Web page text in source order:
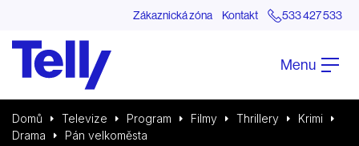
Zákaznická zóna Kontakt 533 427 533
Menu
Domů Televize Program Filmy Thrillery
Krimi
Drama
Pán velkoměsta